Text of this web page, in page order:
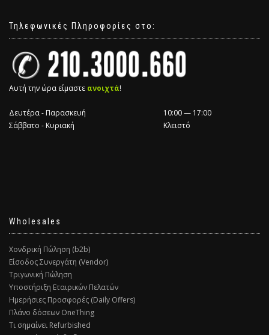
Τηλεφωνικές Πληροφορίες στο:
Αυτή την ώρα είμαστε ανοιχτά!
Δευτέρα - Παρασκευή
10:00 — 17:00
Σάββατο - Κυριακή
Κλειστό
Wholesales
Χονδρική Πώληση (b2b)
Είσοδος Συνεργάτη (Vendor)
Τριγωνική Πώληση
Υποστήριξη Εταιρικών Πελατών
Ημερήσιες Προσφορές (Daily Offers)
Πλάνο δόσεων OneThing
Τι σημαίνει Refurbished